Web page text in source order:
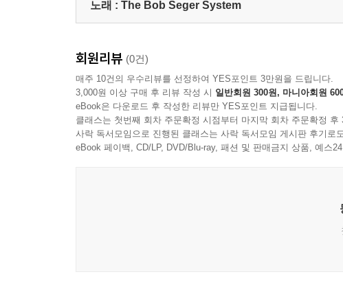
노래 : The Bob Seger System
회원리뷰 (0건)
매주 10건의 우수리뷰를 선정하여 YES포인트 3만원을 드립니다.
3,000원 이상 구매 후 리뷰 작성 시 일반회원 300원, 마니아회원
eBook은 다운로드 후 작성한 리뷰만 YES포인트 지급됩니다.
클래스는 첫번째 회차 주문확정 시점부터 마지막 회차 주문확정
사락 독서모임으로 진행된 클래스는 사락 독서모임 게시판 후기로
eBook 페이백, CD/LP, DVD/Blu-ray, 패션 및 판매금지 상품, 예스